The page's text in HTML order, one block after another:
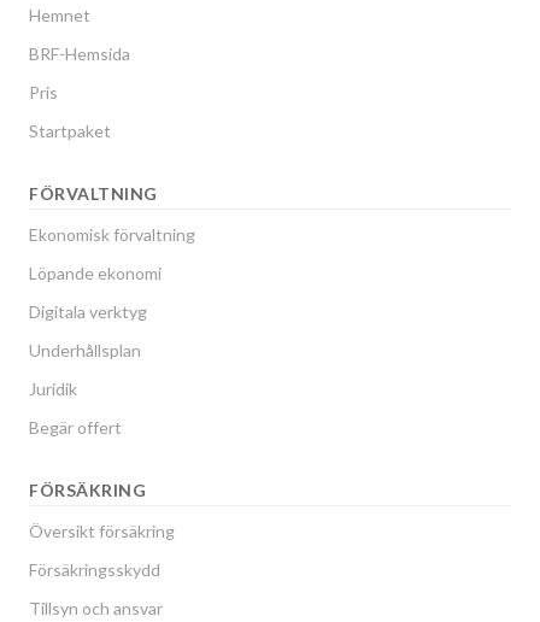
Hemnet
BRF-Hemsida
Pris
Startpaket
FÖRVALTNING
Ekonomisk förvaltning
Löpande ekonomi
Digitala verktyg
Underhållsplan
Juridik
Begär offert
FÖRSÄKRING
Översikt försäkring
Försäkringsskydd
Tillsyn och ansvar